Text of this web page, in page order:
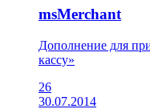
msMerchant
Дополнение для
кассу»
26
30.07.2014